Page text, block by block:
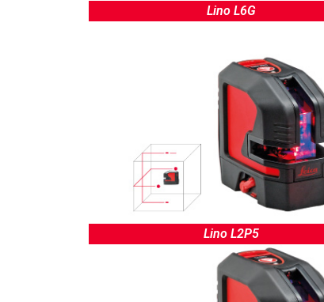
Lino L6G
Lino L2P5